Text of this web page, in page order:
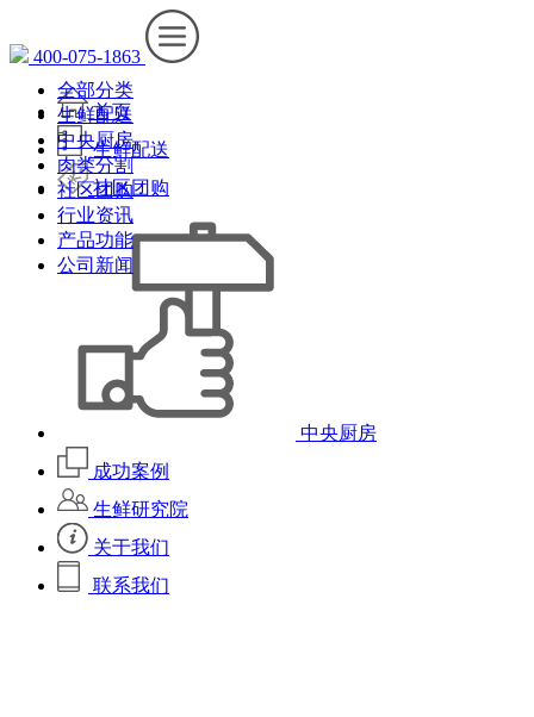
400-075-1863
首页
生鲜配送
社区团购
中央厨房
成功案例
生鲜研究院
关于我们
联系我们
全部分类
生鲜配送
中央厨房
肉类分割
社区团购
行业资讯
产品功能
公司新闻